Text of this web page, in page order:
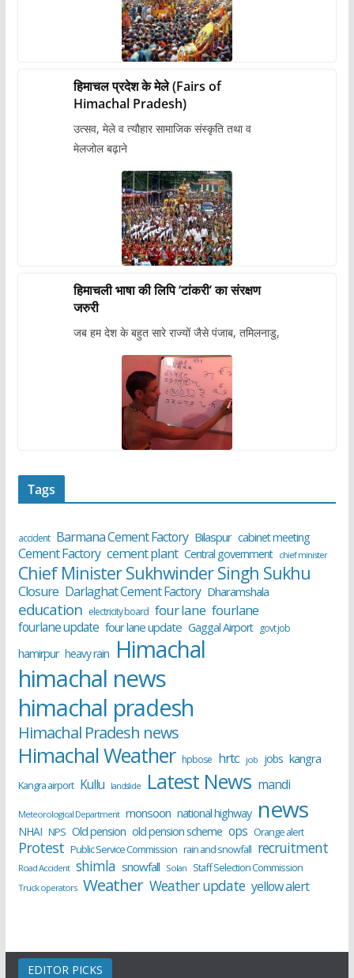
हिमाचल प्रदेश के मेले (Fairs of
Himachal Pradesh)
उत्सव, मेले व त्यौहार सामाजिक संस्कृति तथा व
मेलजोल बढ़ाने
हिमाचली भाषा की लिपि ‘टांकरी’ का संरक्षण
जरुरी
जब हम देश के बहुत सारे राज्यों जैसे पंजाब, तमिलनाडु,
Tags
accident Barmana Cement Factory Bilaspur cabinet meeting
Cement Factory cement plant Central government chief minister
Chief Minister Sukhwinder Singh Sukhu
Closure Darlaghat Cement Factory Dharamshala
education electricity board four lane fourlane
fourlane update four lane update Gaggal Airport govt job
hamirpur heavy rain Himachal
himachal news
himachal pradesh
Himachal Pradesh news
Himachal Weather hpbose hrtc job jobs kangra
Kangra airport Kullu landslide Latest News mandi
Meteorological Department monsoon national highway news
NHAI NPS Old pension old pension scheme ops Orange alert
Protest Public Service Commission rain and snowfall recruitment
Road Accident shimla snowfall Solan Staff Selection Commission
Truck operators Weather Weather update yellow alert
EDITOR PICKS